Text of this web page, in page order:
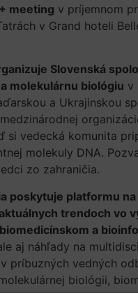
meeting v príjemnom
v Grand hoteli
Slovenská
molekulárnu biológiu v
a Ukrajinskou
si vedecká komunita
molekuly DNA.
zo zahraničia.
poskytuje platformu
trendoch vo
a
aj náhľady na
príbuzných vedných
biológii,